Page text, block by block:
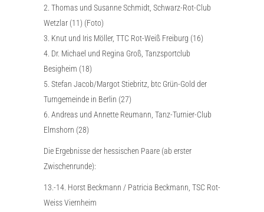
2. Thomas und Susanne Schmidt, Schwarz-Rot-Club
Wetzlar (11) (Foto)
3. Knut und Iris Möller, TTC Rot-Weiß Freiburg (16)
4. Dr. Michael und Regina Groß, Tanzsportclub
Besigheim (18)
5. Stefan Jacob/Margot Stiebritz, btc Grün-Gold der
Turngemeinde in Berlin (27)
6. Andreas und Annette Reumann, Tanz-Turnier-Club
Elmshorn (28)
Die Ergebnisse der hessischen Paare (ab erster
Zwischenrunde):
13.-14. Horst Beckmann / Patricia Beckmann, TSC Rot-
Weiss Viernheim